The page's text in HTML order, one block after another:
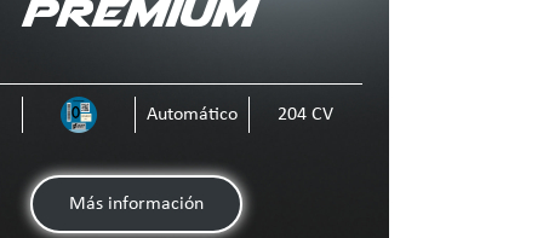
Premium
Automático 204 CV
Más información